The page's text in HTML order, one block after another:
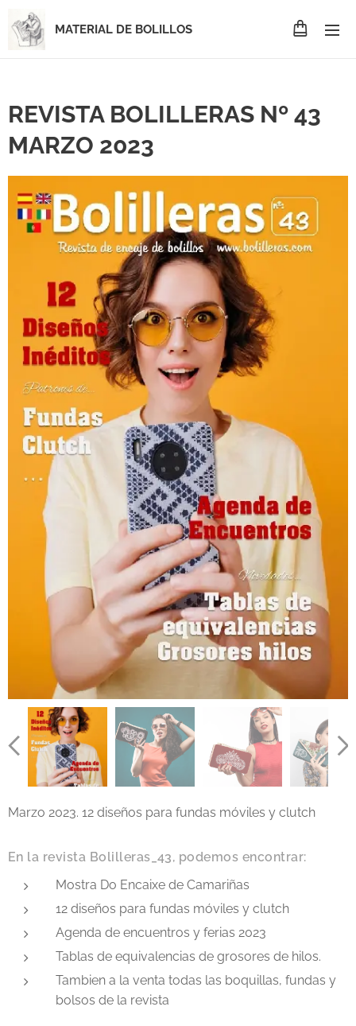
MATERIAL DE BOLILLOS
REVISTA BOLILLERAS Nº 43
MARZO 2023
Marzo 2023. 12 diseños para fundas móviles y clutch
En la revista Bolilleras_43, podemos encontrar:
Mostra Do Encaixe de Camariñas
12 diseños para fundas móviles y clutch
Agenda de encuentros y ferias 2023
Tablas de equivalencias de grosores de hilos.
Tambien a la venta todas las boquillas, fundas y
bolsos de la revista